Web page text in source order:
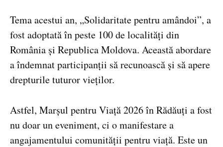
Tema acestui an, „Solidaritate pentru amândoi”, a
fost adoptată în peste 100 de localități din
România și Republica Moldova. Această abordare
a îndemnat participanții să recunoască și să apere
drepturile tuturor vieților.
Astfel, Marșul pentru Viață 2026 în Rădăuți a fost
nu doar un eveniment, ci o manifestare a
angajamentului comunității pentru viață. Este un